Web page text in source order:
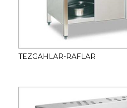
TEZGAHLAR-RAFLAR